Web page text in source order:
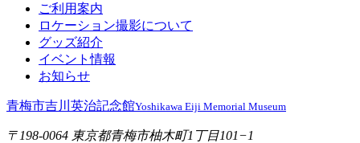
ご利用案内
ロケーション撮影について
グッズ紹介
イベント情報
お知らせ
青梅市吉川英治記念館Yoshikawa Eiji Memorial Museum
〒198-0064 東京都青梅市柚木町1丁目101−1